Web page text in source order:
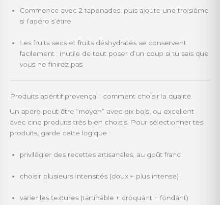
Commence avec 2 tapenades, puis ajoute une troisième
si l’apéro s’étire
Les fruits secs et fruits déshydratés se conservent
facilement : inutile de tout poser d’un coup si tu sais que
vous ne finirez pas
Produits apéritif provençal : comment choisir la qualité
Un apéro peut être “moyen” avec dix bols, ou excellent
avec cinq produits très bien choisis. Pour sélectionner tes
produits, garde cette logique :
privilégier des recettes artisanales, au goût franc
choisir plusieurs intensités (doux + plus intense)
varier les textures (tartinable + croquant + fondant)